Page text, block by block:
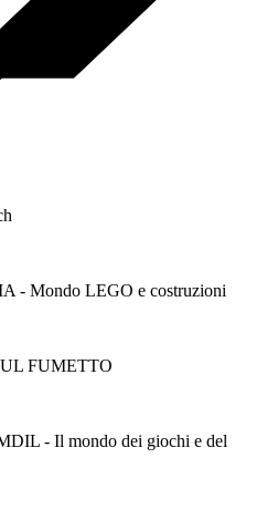
- Mondo LEGO e costruzioni
FUMETTO
- Il mondo dei giochi e del